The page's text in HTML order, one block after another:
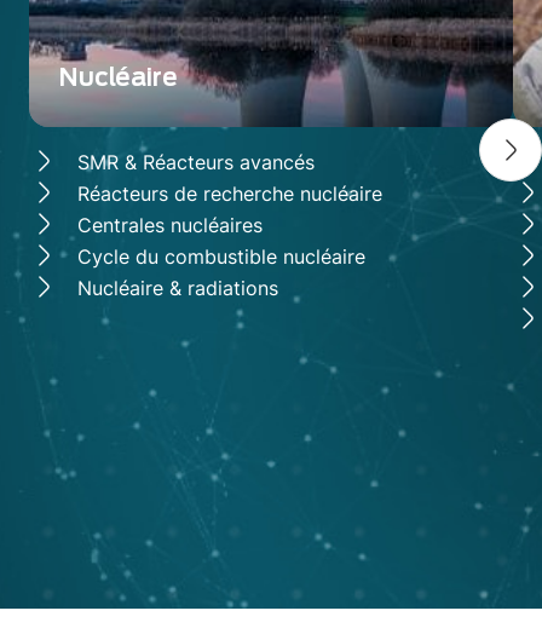
Nucléaire
SMR & Réacteurs avancés
Réacteurs de recherche nucléaire
Centrales nucléaires
Cycle du combustible nucléaire
Nucléaire & radiations